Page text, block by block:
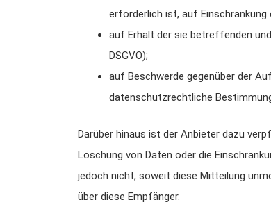
erforderlich ist, auf Einschränkung
auf Erhalt der sie betreffenden
DSGVO);
auf Beschwerde gegenüber der
datenschutzrechtliche
Darüber hinaus ist der Anbieter dazu
Löschung von Daten oder die
jedoch nicht, soweit diese Mitteilung
über diese Empfänger.